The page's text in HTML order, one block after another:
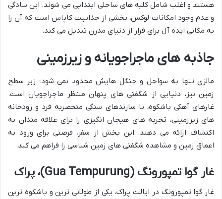
هستند و اغلب شامل کلبه های ساحلی ابتدایی می شوند. این سادگی
و عدم وجود امکانات لوکس، بخشی از جذابیت کاپاس است که آن را
به مکانی ایده آل برای فرار از دنیای مدرن تبدیل می کند.
جاذبه های ماجراجویانه و زیرزمینی
مالزی تنها به سواحل و جنگل هایش محدود نمی شود؛ زیر سطح
زمین نیز، دنیایی از شگفتی های پنهان منتظر ماجراجویان است.
غارهای آهکی باشکوه، با سازندهای سنگی منحصربه فرد و رودخانه
های زیرزمینی، تجربه های هیجان انگیزی را برای علاقه مندان به
اکتشاف ارائه می دهند. این بخش از سفر، فرصتی برای ورود به
اعماق زمین و مشاهده شگفتی های زمین شناسی را فراهم می کند.
غار گوا تمپورونگ (Gua Tempurung)، پراک
غار گوا تمپورونگ در ایالت پراک، یکی از طولانی ترین و باشکوه ترین